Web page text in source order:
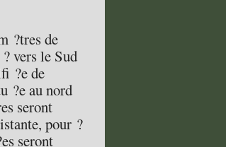
?tres de
vers le Sud
?e de
?e au nord
seront
pour ?
seront